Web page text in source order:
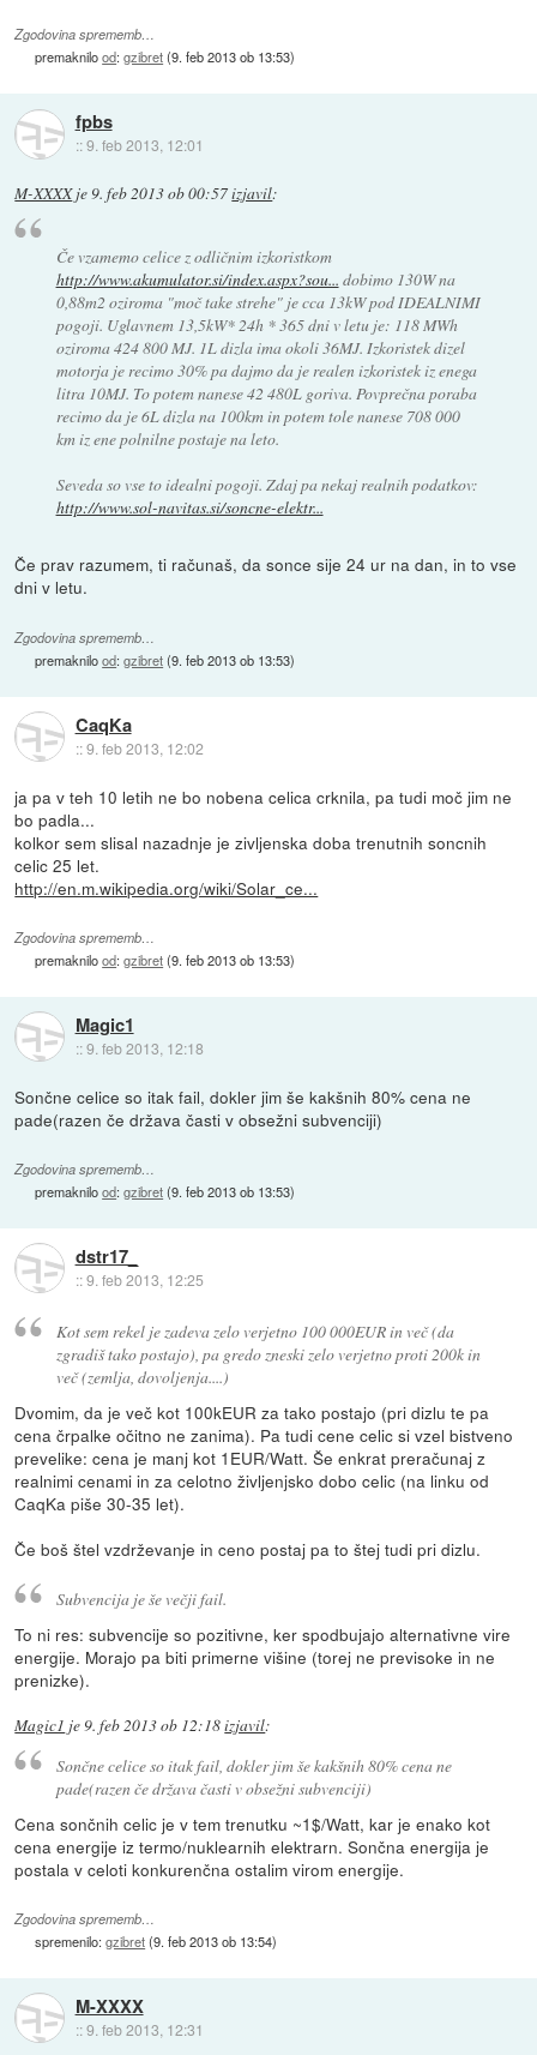
Zgodovina sprememb…
premaknilood:gzibret(9. feb 2013 ob 13:53)
fpbs
::9. feb 2013, 12:01
M-XXXXje9. feb 2013 ob 00:57izjavil:
Če vzamemo celice z odličnim izkoristkom
http://www.akumulator.si/index.aspx?sou... dobimo 130W na
0,88m2 oziroma "moč take strehe" je cca 13kW pod IDEALNIMI
pogoji. Uglavnem 13,5kW* 24h * 365 dni v letu je: 118 MWh
oziroma 424 800 MJ. 1L dizla ima okoli 36MJ. Izkoristek dizel
motorja je recimo 30% pa dajmo da je realen izkoristek iz enega
litra 10MJ. To potem nanese 42 480L goriva. Povprečna poraba
recimo da je 6L dizla na 100km in potem tole nanese 708 000
km iz ene polnilne postaje na leto.
Seveda so vse to idealni pogoji. Zdaj pa nekaj realnih podatkov:
http://www.sol-navitas.si/soncne-elektr...
Če prav razumem, ti računaš, da sonce sije 24 ur na dan, in to vse
dni v letu.
Zgodovina sprememb…
premaknilood:gzibret(9. feb 2013 ob 13:53)
CaqKa
::9. feb 2013, 12:02
ja pa v teh 10 letih ne bo nobena celica crknila, pa tudi moč jim ne
bo padla...
kolkor sem slisal nazadnje je zivljenska doba trenutnih soncnih
celic 25 let.
http://en.m.wikipedia.org/wiki/Solar_ce...
Zgodovina sprememb…
premaknilood:gzibret(9. feb 2013 ob 13:53)
Magic1
::9. feb 2013, 12:18
Sončne celice so itak fail, dokler jim še kakšnih 80% cena ne
pade(razen če država časti v obsežni subvenciji)
Zgodovina sprememb…
premaknilood:gzibret(9. feb 2013 ob 13:53)
dstr17_
::9. feb 2013, 12:25
Kot sem rekel je zadeva zelo verjetno 100 000EUR in več (da
zgradiš tako postajo), pa gredo zneski zelo verjetno proti 200k in
več (zemlja, dovoljenja....)
Dvomim, da je več kot 100kEUR za tako postajo (pri dizlu te pa
cena črpalke očitno ne zanima). Pa tudi cene celic si vzel bistveno
prevelike: cena je manj kot 1EUR/Watt. Še enkrat preračunaj z
realnimi cenami in za celotno življenjsko dobo celic (na linku od
CaqKa piše 30-35 let).
Če boš štel vzdrževanje in ceno postaj pa to štej tudi pri dizlu.
Subvencija je še večji fail.
To ni res: subvencije so pozitivne, ker spodbujajo alternativne vire
energije. Morajo pa biti primerne višine (torej ne previsoke in ne
prenizke).
Magic1 je9. feb 2013 ob 12:18izjavil:
Sončne celice so itak fail, dokler jim še kakšnih 80% cena ne
pade(razen če država časti v obsežni subvenciji)
Cena sončnih celic je v tem trenutku ~1$/Watt, kar je enako kot
cena energije iz termo/nuklearnih elektrarn. Sončna energija je
postala v celoti konkurenčna ostalim virom energije.
Zgodovina sprememb…
spremenilo:gzibret(9. feb 2013 ob 13:54)
M-XXXX
::9. feb 2013, 12:31